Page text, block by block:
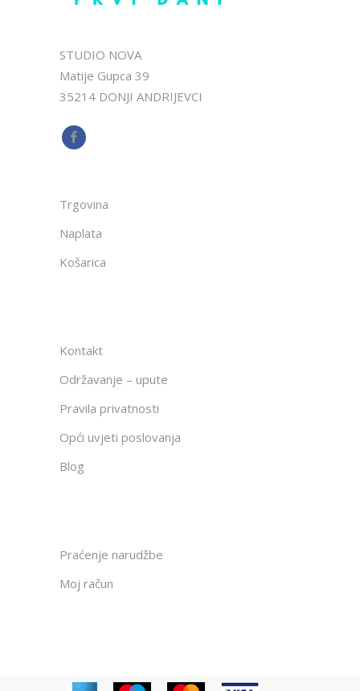
STUDIO NOVA
Matije Gupca 39
35214 DONJI ANDRIJEVCI
Trgovina
Naplata
Košarica
Kontakt
Održavanje – upute
Pravila privatnosti
Opći uvjeti poslovanja
Blog
Praćenje narudžbe
Moj račun